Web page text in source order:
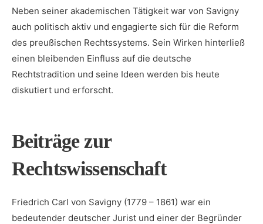
Neben seiner akademischen Tätigkeit war von Savigny
auch politisch aktiv und​ engagierte sich für die Reform⁤
des preußischen Rechtssystems. Sein Wirken⁢ hinterließ
⁤einen bleibenden Einfluss‌ auf die⁣ deutsche
Rechtstradition ⁢und seine Ideen werden bis heute
diskutiert und erforscht.
Beiträge zur
Rechtswissenschaft
Friedrich Carl von Savigny (1779 – 1861) war ein
bedeutender deutscher Jurist und ‍einer⁤ der Begründer